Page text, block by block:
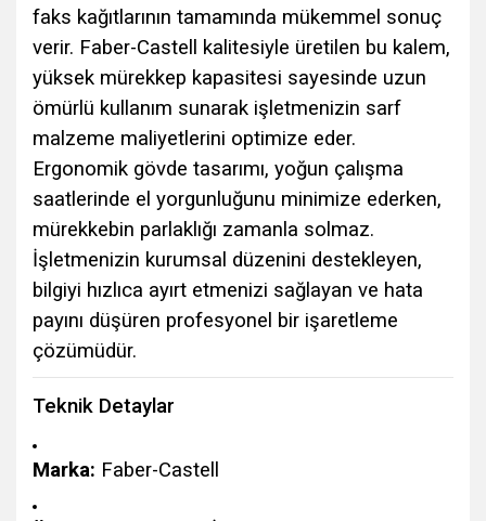
faks kağıtlarının tamamında mükemmel sonuç
verir. Faber-Castell kalitesiyle üretilen bu kalem,
yüksek mürekkep kapasitesi sayesinde uzun
ömürlü kullanım sunarak işletmenizin sarf
malzeme maliyetlerini optimize eder.
Ergonomik gövde tasarımı, yoğun çalışma
saatlerinde el yorgunluğunu minimize ederken,
mürekkebin parlaklığı zamanla solmaz.
İşletmenizin kurumsal düzenini destekleyen,
bilgiyi hızlıca ayırt etmenizi sağlayan ve hata
payını düşüren profesyonel bir işaretleme
çözümüdür.
Teknik Detaylar
Marka: Faber-Castell